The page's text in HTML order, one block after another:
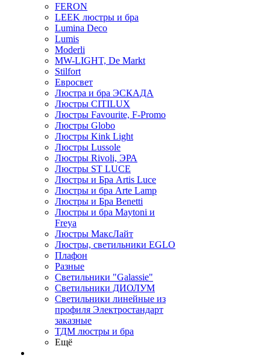
FERON
LEEK люстры и бра
Lumina Deco
Lumis
Moderli
MW-LIGHT, De Markt
Stilfort
Евросвет
Люстра и бра ЭСКАДА
Люстры CITILUX
Люстры Favourite, F-Promo
Люстры Globo
Люстры Kink Light
Люстры Lussole
Люстры Rivoli, ЭРА
Люстры ST LUCE
Люстры и Бра Artis Luce
Люстры и бра Arte Lamp
Люстры и Бра Benetti
Люстры и бра Maytoni и
Freya
Люстры МаксЛайт
Люстры, светильники EGLO
Плафон
Разные
Светильники "Galassie"
Светильники ДИОЛУМ
Светильники линейные из
профиля Электростандарт
заказные
ТДМ люстры и бра
Ещё